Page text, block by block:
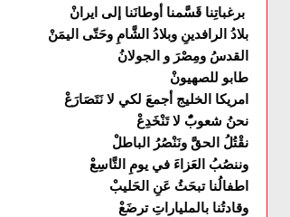
برغباتِنا قَسَّمنا أوطانَنا إلى ايرانْ
بلادُ الرافدينِ وبلادُ الشَّامِ وحَتّى اليمَنْ
القدسُ ومِصْرَ و الجولانُ
طابو للصهيونْ
امريكا الخليج أجمعَ لكي لا نَتَصَارَعْ
نحنُ شعوبًٌ لا تَنْخَدِعْ
نقْتُلُ الحقَّ ونَنْصُرُ الباطلْ
وننصُبُ العَزاءَ في يومِ التَّاسِعْ
اطفالُنا تبحَثُ عَنِ الحَليبْ
وقادتُنا بالملياراتِ ترضَعْ